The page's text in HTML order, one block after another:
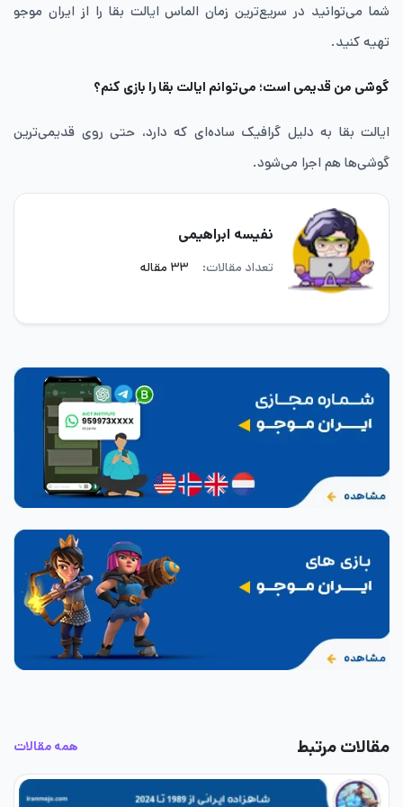
شما می‌توانید در سریع‌ترین زمان الماس ایالت بقا را از ایران موجو
تهیه کنید.
گوشی من قدیمی است؛ می‌توانم ایالت بقا را بازی کنم؟
ایالت بقا به دلیل گرافیک ساده‌ای که دارد، حتی روی قدیمی‌ترین
گوشی‌ها هم اجرا می‌شود.
نفیسه ابراهیمی
تعداد مقالات: ۳۳ مقاله
مقالات مرتبط همه مقالات